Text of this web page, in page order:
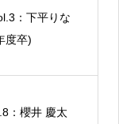
：下平りな
度卒)
：櫻井 慶太